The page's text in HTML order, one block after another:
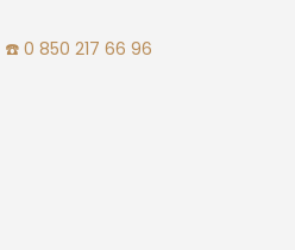
☎️ 0 850 217 66 96